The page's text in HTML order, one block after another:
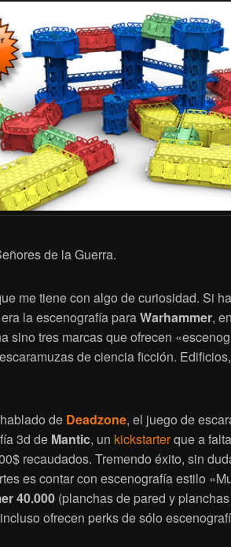
de la Guerra.
me tiene con algo de curiosidad. Si
la escenografía paraWarhammer,
sino tres marcas que ofrecen
de ciencia ficción.
de Deadzone, el juego de
3d de Mantic, un kickstarterque a
recaudados. Tremendo éxito, sin
es contar con escenografía estilo
40.000 (planchas de pared y
ofrecen perks de sólo